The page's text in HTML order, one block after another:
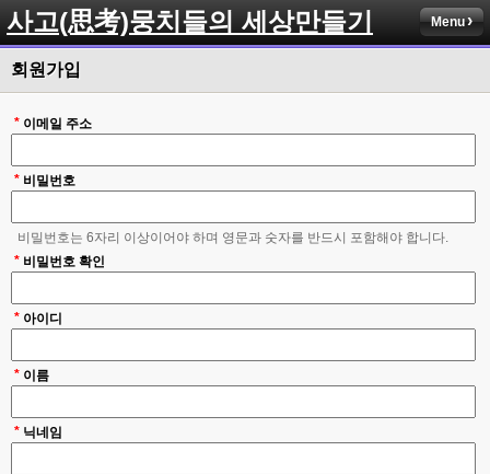
사고(思考)뭉치들의 세상만들기 Menu
회원가입
이메일 주소
*
비밀번호
*
비밀번호는 6자리 이상이어야 하며 영문과 숫자를 반드시 포함해야 합니다.
비밀번호 확인
*
* 아이디
* 이름
* 닉네임